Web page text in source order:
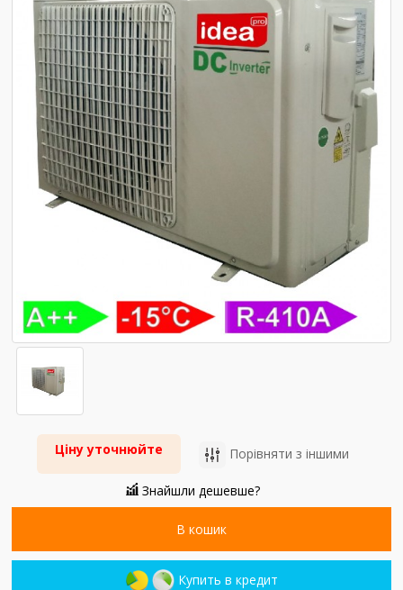
Ціну уточнюйте Порівняти з іншими
Знайшли дешевше?
В кошик
Купить в кредит